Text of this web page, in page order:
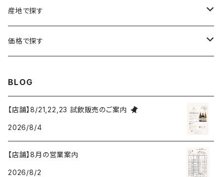
シャルル・エドシック
ジャン・ラルマン
ドゥラモット
ロワール
コトーシャンプノワ
ジュラ・サヴォワ
スロヴァキア
オーストリア
オレゴン州
ワシントン州
ロワール
ジュラ・サヴォワ
シャンパーニュ
プロヴァンス
チリ
アメリカ
ワシントン州
カリフォルニア州
福袋
シャンパーニュセット
産地で探す
アメリカ
ワシントン州
カリフォルニア州
スロヴァキア
価格で探す
5,000円～6,999円
7,000円～9,999円
BLOG
【店舗】8/21,22,23 試飲販売のご案内
2026/8/4
【店舗】8月の営業案内
2026/8/2